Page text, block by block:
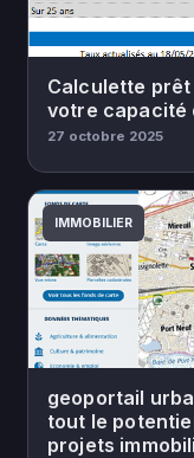
Calculette prêt
votre capacité
27 octobre 2025
IMMOBILIER
geoportail
tout le
projets